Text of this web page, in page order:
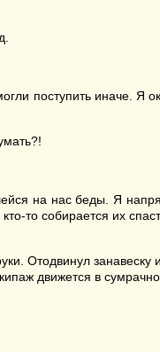
поступить иначе. Я
на нас беды. Я
то собирается их
Отодвинул занавеску
движется в